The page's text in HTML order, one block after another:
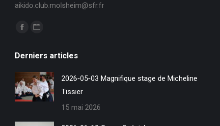
aikido.club.molsheim@sfr.fr
Trouvez nous sur :
La
Facebook
s'ouvre
dans
une
fenêtre
La
Site
Web
s'ouvre
dans
nouvelle
Derniers articles
2026-05-03 Magnifique stage de Micheline
Tissier
15 mai 2026